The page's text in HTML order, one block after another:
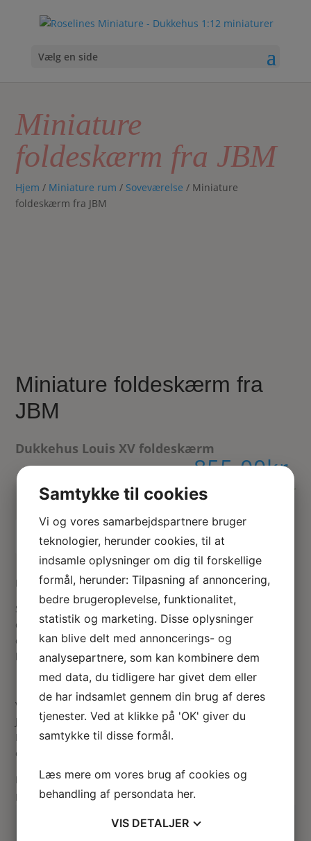
Vælg en side
Miniature
foldeskærm fra JBM
Hjem / Miniature rum / Soveværelse / Miniature
foldeskærm fra JBM
Miniature foldeskærm fra
JBM
Dukkehus Louis XV foldeskærm
855.00kr.
På lager
Tilføj til kurv
Miniature foldeskærm i 1:12
Smukt udskåret og gulddekoreret foldeskærm til
dukkehuset. Skærmen er her polstret med hvidt stof og er
ens på begge sider, så der er altså ingen for- og bagside,
begge sider kan tåle at blive set 🙂
Vær den første til at anmelde “Miniature foldeskærm fra
JBM”
Din e-mailadresse vil ikke blive publiceret.
er markeret med
Din vurdering
Din anmeldelse*
Samtykke til cookies
Vi og vores samarbejdspartnere bruger
teknologier, herunder cookies, til at
indsamle oplysninger om dig til forskellige
formål, herunder: Tilpasning af annoncering,
bedre brugeroplevelse, funktionalitet,
statistik og marketing. Disse oplysninger
kan blive delt med annoncerings- og
analysepartnere, som kan kombinere dem
med data, du tidligere har givet dem eller
de har indsamlet gennem din brug af deres
tjenester. Ved at klikke på 'OK' giver du
samtykke til disse formål.
Læs mere om vores brug af cookies og
behandling af persondata her.
VIS DETALJER